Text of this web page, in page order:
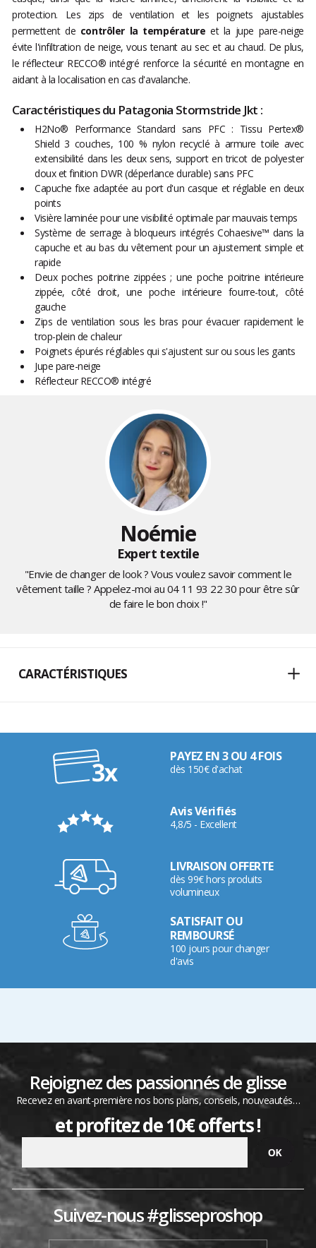
protection. Les zips de ventilation et les poignets ajustables
permettent de contrôler la température et la jupe pare-neige
évite l'infiltration de neige, vous tenant au sec et au chaud. De plus,
le réflecteur RECCO® intégré renforce la sécurité en montagne en
aidant à la localisation en cas d'avalanche.
Caractéristiques du Patagonia Stormstride Jkt :
H2No® Performance Standard sans PFC : Tissu Pertex®
Shield 3 couches, 100 % nylon recyclé à armure toile avec
extensibilité dans les deux sens, support en tricot de polyester
doux et finition DWR (déperlance durable) sans PFC
Capuche fixe adaptée au port d'un casque et réglable en deux
points
Visière laminée pour une visibilité optimale par mauvais temps
Système de serrage à bloqueurs intégrés Cohaesive™ dans la
capuche et au bas du vêtement pour un ajustement simple et
rapide
Deux poches poitrine zippées ; une poche poitrine intérieure
zippée, côté droit, une poche intérieure fourre-tout, côté
gauche
Zips de ventilation sous les bras pour évacuer rapidement le
trop-plein de chaleur
Poignets épurés réglables qui s'ajustent sur ou sous les gants
Jupe pare-neige
Réflecteur RECCO® intégré
Noémie
Expert textile
"Envie de changer de look ? Vous voulez savoir comment le
vêtement taille ? Appelez-moi au 04 11 93 22 30 pour être sûr
de faire le bon choix !"
CARACTÉRISTIQUES
PAYEZ EN 3 OU 4 FOIS
dès 150€ d'achat
Avis Vérifiés
4,8/5 - Excellent
LIVRAISON OFFERTE
dès 99€ hors produits
volumineux
SATISFAIT OU
REMBOURSÉ
100 jours pour changer
d'avis
Rejoignez des passionnés de glisse
Recevez en avant-première nos bons plans, conseils, nouveautés…
et profitez de 10€ offerts !
Suivez-nous #glisseproshop